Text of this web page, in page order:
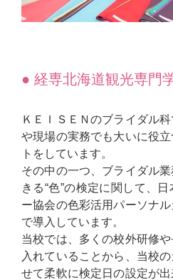
● 経専北海道観光専門
ＫＥＩＳＥＮのブライダル
や現場の実務でも大いに役
トをしています。
その中の一つ、ブライダル
きる“色”の検定に関して、
ー協会の色彩活用パーソナ
で導入しています。
当校では、多くの校外研修
入れていることから、当校
せて柔軟に検定日の設定が